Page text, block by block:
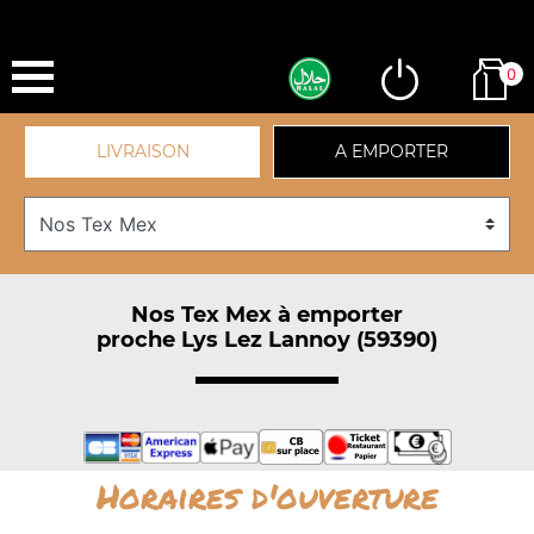
0
LIVRAISON A EMPORTER
Nos Tex Mex à emporter
proche Lys Lez Lannoy (59390)
Horaires d'ouverture